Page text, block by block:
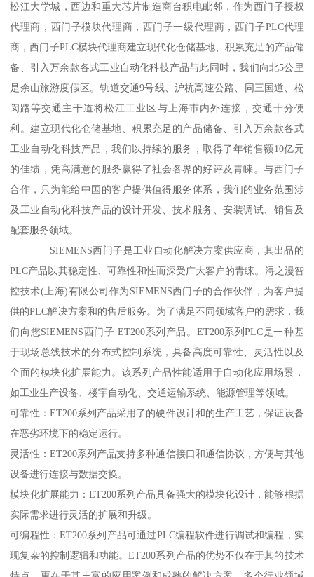
松江大学城，西边和重大芯片制造商台积电毗邻，作为西门子授权
代理商，西门子模块代理商，西门子一级代理商，西门子PLC代理
商，西门子PLC模块代理商建立现代化仓储基地、积累充足的产品储
备、引入万余款各式工业自动化科技产品与此同时，我们向北5公里
是余山旅游度假区。轨道交通9号线、沪杭高速公路、同三国道、松
闵路等交通主干道将松江工业区与上海市内外连接，交通十分便
利。建立现代化仓储基地、积累充足的产品储备、引入万余款各式
工业自动化科技产品，我们以持续的服务，取得了年销售额10亿元
的佳绩，凭高满意的服务赢得了社会各界的好评及青睐。与西门子
合作，只为能给中国的客户提供值得服务体系，我们的业务范围涉
及工业自动化科技产品的设计开发、技术服务、安装调试、销售及
配套服务领域。
SIEMENS西门子是工业自动化解决方案供应商，其出品的
PLC产品以其稳定性、可靠性和性而深受广大客户的青睐。浔之漫智
控技术(上海)有限公司作为SIEMENS西门子的合作伙伴，为客户提
供的PLC解决方案和的售后服务。为了满足不同领域客户的需求，我
们向您SIEMENS西门子 ET200系列产品。ET200系列PLC是一种基
于现场总线技术的分布式控制系统，具备高度可靠性、灵活性以及
全面的模块化扩展能力。该系列产品性能适用于自动化应用场景，
如工业生产设备、楼宇自动化、交通运输系统、能源管理等领域。
可靠性：ET200系列产品采用了的硬件设计和的生产工艺，保证设备
在恶劣环境下的稳定运行。
灵活性：ET200系列产品支持多种通信接口和通信协议，方便与其他
设备进行连接与数据交换。
模块化扩展能力：ET200系列产品具备强大的模块化设计，能够根据
实际需求进行灵活的扩展和升级。
可编程性：ET200系列产品可通过PLC编程软件进行调试和编程，实
现复杂的控制逻辑和功能。ET200系列产品的优势不仅在于其的技术